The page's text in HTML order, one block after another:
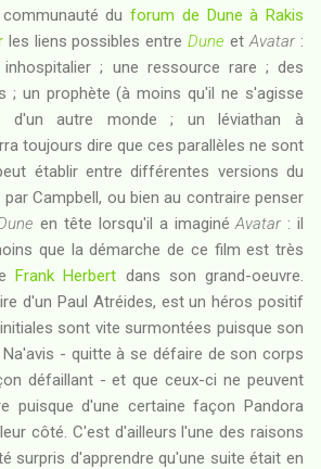
communauté duforum de Dune à Rakis
les liens possibles entreDune etAvatar:
; une ressource rare ; des
; un prophète (à moins qu'il ne s'agisse
d'un autre monde ; un léviathan à
toujours dire que ces parallèles ne sont
établir entre différentes versions du
Campbell, ou bien au contraire penser
en tête lorsqu'il a imaginéAvatar: il
que la démarche de ce film est très
Frank Herbert dans son grand-oeuvre.
d'un Paul Atréides, est un héros positif
sont vite surmontées puisque son
- quitte à se défaire de son corps
défaillant - et que ceux-ci ne peuvent
puisque d'une certaine façon Pandora
côté. C'est d'ailleurs l'une des raisons
surpris d'apprendre qu'une suite était en